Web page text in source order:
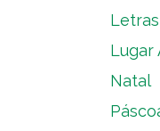
Lugar
Natal